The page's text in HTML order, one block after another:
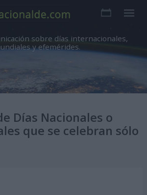
sobre días internacionales,
y efemérides.
Días Nacionales o
que se celebran sólo